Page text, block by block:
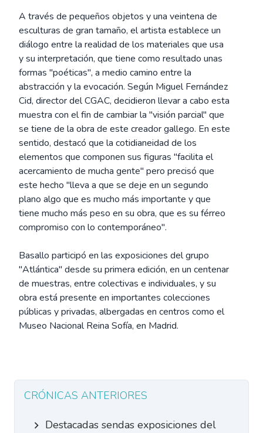
A través de pequeños objetos y una veintena de
esculturas de gran tamaño, el artista establece un
diálogo entre la realidad de los materiales que usa
y su interpretación, que tiene como resultado unas
formas "poéticas", a medio camino entre la
abstracción y la evocación. Según Miguel Fernández
Cid, director del CGAC, decidieron llevar a cabo esta
muestra con el fin de cambiar la "visión parcial" que
se tiene de la obra de este creador gallego. En este
sentido, destacó que la cotidianeidad de los
elementos que componen sus figuras "facilita el
acercamiento de mucha gente" pero precisó que
este hecho "lleva a que se deje en un segundo
plano algo que es mucho más importante y que
tiene mucho más peso en su obra, que es su férreo
compromiso con lo contemporáneo".
Basallo participó en las exposiciones del grupo
"Atlántica" desde su primera edición, en un centenar
de muestras, entre colectivas e individuales, y su
obra está presente en importantes colecciones
públicas y privadas, albergadas en centros como el
Museo Nacional Reina Sofía, en Madrid.
CRÓNICAS ANTERIORES
Destacadas sendas exposiciones del